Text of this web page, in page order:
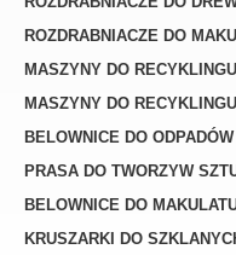
ROZDRABNIACZE DO
MASZYNY DO
MASZYNY DO
BELOWNICE DO ODPADÓW
PRASA DO TWORZYW
BELOWNICE DO
KRUSZARKI DO